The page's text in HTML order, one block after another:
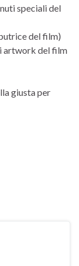
speciali del
del film)
artwork del film
giusta per